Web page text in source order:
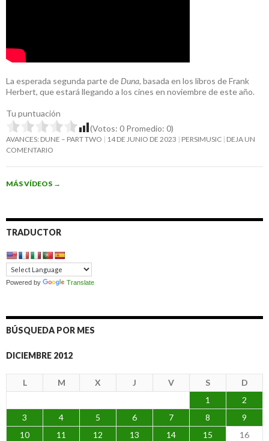
La esperada segunda parte de Duna, basada en los libros de Frank
Herbert, que estará llegando a los cines en noviembre de este año.
Tu puntuación
(Votos: 0 Promedio: 0)
AVANCES: DUNE – PART TWO 14 DE JUNIO DE 2023 PERSIMUSIC DEJA UN
COMENTARIO
MÁS VÍDEOS →
TRADUCTOR
Powered by Translate
BÚSQUEDA POR MES
DICIEMBRE 2012
L M X J V S
D
1
2
3
4 5 6 7 8
9
10
11 12 13 14 15
16